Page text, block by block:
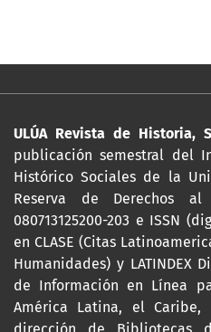
ULÚA Revista de Historia,
publicación semestral del
Histórico Sociales de la
Reserva de Derechos al
080713125200-203 e ISSN
en CLASE (Citas
Humanidades) y LATINDEX
de Información en Línea
América Latina, el
dirección de Bibliotecas